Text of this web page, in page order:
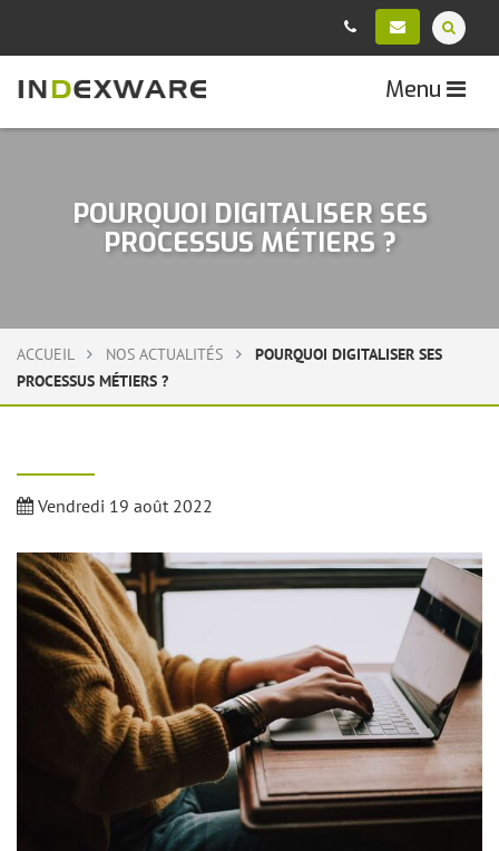
POURQUOI DIGITALISER SES
PROCESSUS MÉTIERS ?
ACCUEIL NOS ACTUALITÉS
POURQUOI DIGITALISER SES
PROCESSUS MÉTIERS ?
Vendredi 19 août 2022
Menu